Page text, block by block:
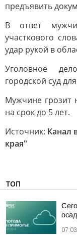
предъявить
В ответ
участкового
удар рукой в
Уголовное
городской суд
Мужчине грозит
на срок до 5 лет.
Источник: Канал
края"
ТОП
07:03